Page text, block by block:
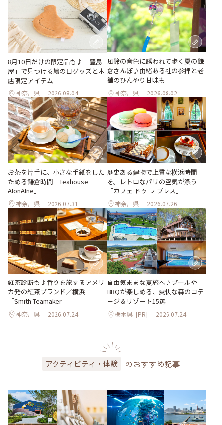
8月10日だけの限定品も♪「豊島
屋」で見つける鳩の日グッズと本
店限定アイテム
神奈川県 2026.08.04
風鈴の音色に誘われて歩く夏の鎌
倉さんぽ♪由緒ある社の参拝と老
舗のひんやり甘味も
神奈川県 2026.08.02
お茶を片手に、小さな手紙をした
ためる鎌倉時間「Teahouse
AlonAlne」
神奈川県 2026.07.31
歴史ある建物で上質な横浜時間
を。レトロなパリの空気が漂う
「カフェ ドゥ ラ プレス」
神奈川県 2026.07.26
紅茶診断も♪香りを旅するアメリ
カ発の紅茶ブランド／横浜
「Smith Teamaker」
神奈川県 2026.07.24
自由気ままな夏旅へ♪プールや
BBQが楽しめる、爽快な森のコテ
ージ＆リゾート15選
栃木県 [PR] 2026.07.24
アクティビティ・体験 のおすすめ記事